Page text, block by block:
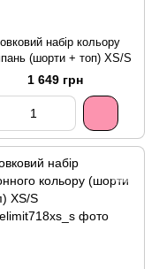
набір кольору
(шорти + топ) XS/S
1 649 грн